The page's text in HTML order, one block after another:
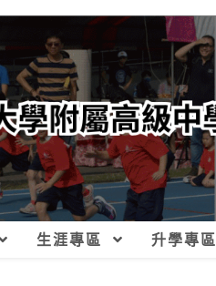
生涯專區 升學專區